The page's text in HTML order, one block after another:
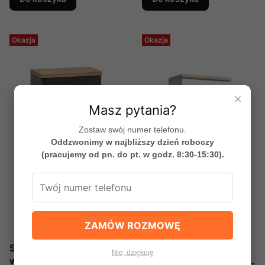
Okazja
Szafka do łazienki
wisząca Bali Grey 830
Okazja
Szafka do łazienki
×
Masz pytania?
Zostaw swój numer telefonu.
Oddzwonimy w najbliższy dzień roboczy
(pracujemy od pn. do pt. w godz. 8:30-15:30).
ZAMÓW ROZMOWĘ
Nie, dziękuję